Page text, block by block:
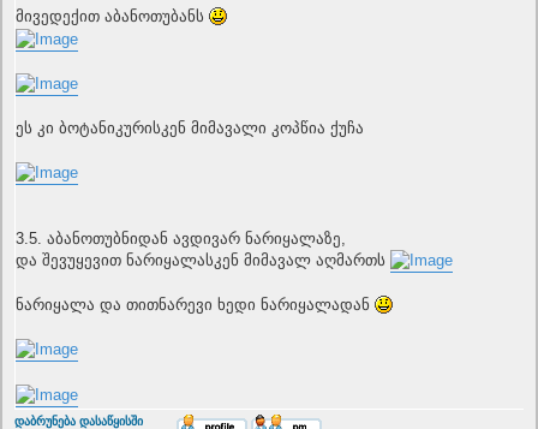
s
t
მივედექით აბანოთუბანს
ეს კი ბოტანიკურისკენ მიმავალი კოპწია ქუჩა
3.5. აბანოთუბნიდან ავდივარ ნარიყალაზე,
და შევუყევით ნარიყალასკენ მიმავალ აღმართს
ნარიყალა და თითნარევი ხედი ნარიყალადან
T
დაბრუნება დასაწყისში